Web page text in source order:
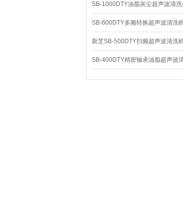
SB-1000DTY油脂灰尘超声波清
SB-600DTY多频转换超声波清洗
新芝SB-500DTY扫频超声波清洗
SB-400DTY精密轴承油脂超声波